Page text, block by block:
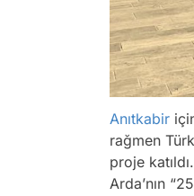
Anıtkabir
rağmen
proje
Arda’nın